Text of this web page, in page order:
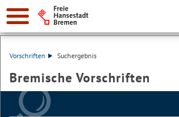
Vorschriften Suchergebnis
Bremische Vorschriften